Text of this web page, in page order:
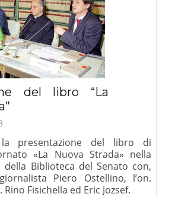
del libro “La
presentazione del libro di
«La Nuova Strada» nella
della Biblioteca del Senato con,
Piero Ostellino, l’on.
Fisichella ed Eric Jozsef.